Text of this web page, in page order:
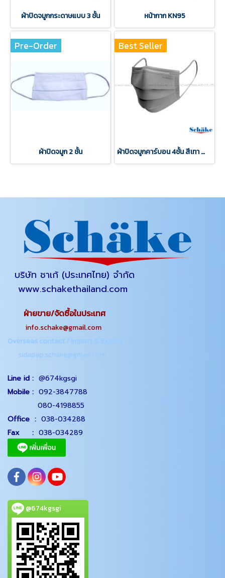
ผ้าปิดจมูกกระดาษแบบ 3 ชั้น หน้ากาก KN95
Pre-Order
ผ้าปิดจมูก 2 ชั้น
Best Seller
ผ้าปิดจมูกคาร์บอน 4ชั้น สีเทา สำหรับใช้ในงานอุตสาหกรรมต่างๆ
บริษัท ชาเก้ (ประเทศไทย) จำกัด
www.schakethailand.com
ฝ่ายขาย/จัดซื้อในประเทศ
info.schake@gmail.com
Overseas contact / Import & Export
sidapap.schake@gmail.com
Line id : @674kgsgi
Mobile : 092-3847788
080-4198855
Office : 038-034288
Fax : 038-034289
@674kgsgi